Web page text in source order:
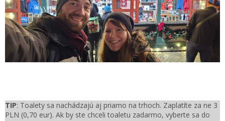
TIP: Toalety sa nachádzajú aj priamo na trhoch. Zaplatíte za ne 3
PLN (0,70 eur). Ak by ste chceli toaletu zadarmo, vyberte sa do